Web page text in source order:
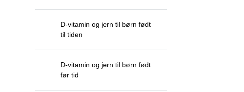
D-vitamin og jern til børn født
til tiden
D-vitamin og jern til børn født
før tid